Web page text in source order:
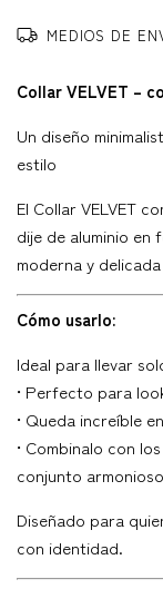
MEDIOS DE
Collar VELVET –
Un diseño
estilo
El Collar VELVET
dije de aluminio en
moderna y
Cómo usarlo:
Ideal para llevar
• Perfecto para
• Queda increíble
• Combinalo con
conjunto armonioso
Diseñado para
con identidad.